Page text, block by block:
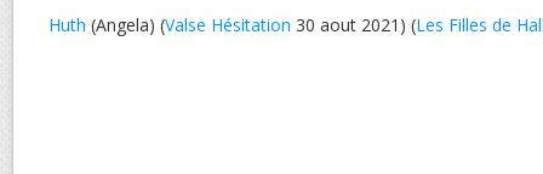
Huth (Angela) (Valse Hésitation 30 aout 2021) (Les Filles de